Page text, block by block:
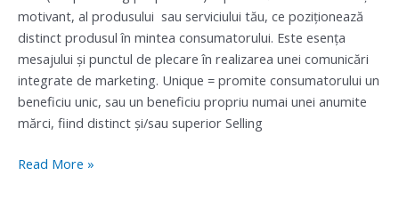
motivant, al produsului sau serviciului tău, ce poziţionează
distinct produsul în mintea consumatorului. Este esența
mesajului și punctul de plecare în realizarea unei comunicări
integrate de marketing. Unique = promite consumatorului un
beneficiu unic, sau un beneficiu propriu numai unei anumite
mărci, fiind distinct şi/sau superior Selling
Read More »